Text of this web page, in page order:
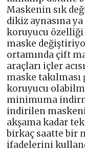
Maskenin sık
dikiz aynasına
koruyucu özelliği
maske
ortamında çift
araçları içler
maske
koruyucu
minimuma
indirilen
akşama kadar
birkaç saatte bir
ifadelerini